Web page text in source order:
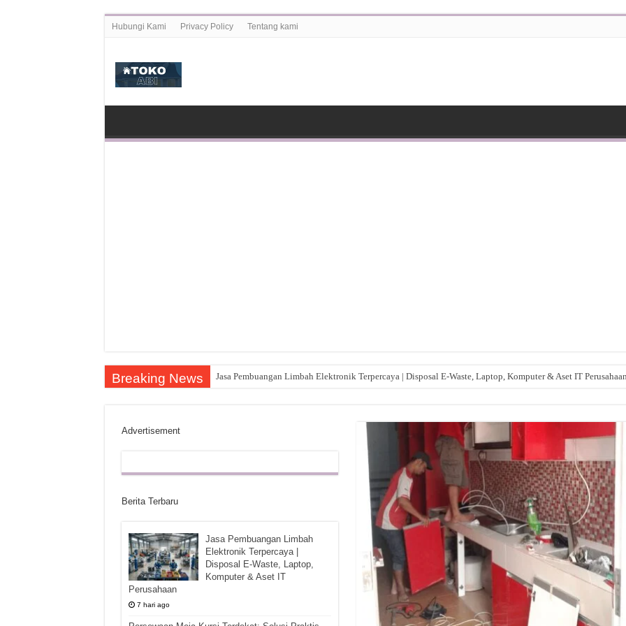
Hubungi Kami Privacy Policy Tentang kami
Breaking News Jasa Pembuangan Limbah Elektronik Terpercaya | Disposal E-Waste, Laptop, Komputer & Aset IT
Advertisement
Berita Terbaru
Jasa Pembuangan Limbah
Elektronik Terpercaya |
Disposal E-Waste, Laptop,
Komputer & Aset IT
Perusahaan
7 hari ago